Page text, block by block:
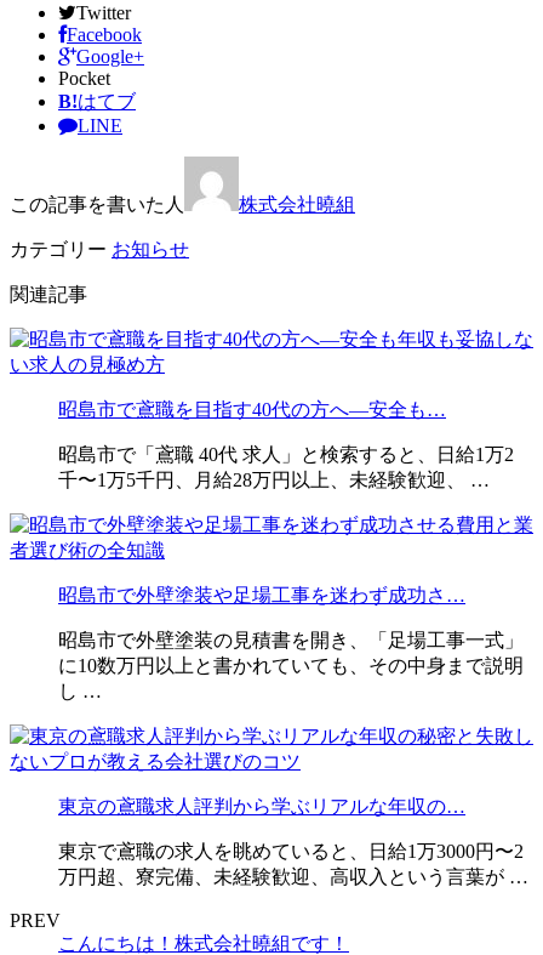
Twitter
Facebook
Google+
Pocket
B!はてブ
LINE
この記事を書いた人 株式会社曉組
カテゴリー お知らせ
関連記事
昭島市で鳶職を目指す40代の方へ―安全も…
昭島市で「鳶職 40代 求人」と検索すると、日給1万2
千〜1万5千円、月給28万円以上、未経験歓迎、 …
昭島市で外壁塗装や足場工事を迷わず成功さ…
昭島市で外壁塗装の見積書を開き、「足場工事一式」
に10数万円以上と書かれていても、その中身まで説明
し …
東京の鳶職求人評判から学ぶリアルな年収の…
東京で鳶職の求人を眺めていると、日給1万3000円〜2
万円超、寮完備、未経験歓迎、高収入という言葉が …
PREV
こんにちは！株式会社曉組です！